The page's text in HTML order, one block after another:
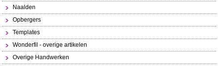
Naalden
Opbergers
Templates
Wonderfil - overige artikelen
Overige Handwerken